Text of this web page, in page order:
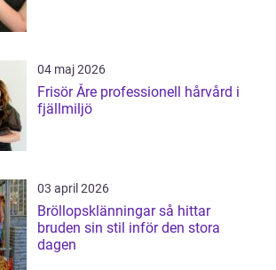
04 maj 2026
Frisör Åre professionell hårvård i
fjällmiljö
03 april 2026
Bröllopsklänningar så hittar
bruden sin stil inför den stora
dagen